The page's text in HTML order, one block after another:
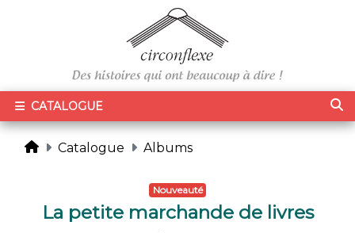
CATALOGUE
Catalogue Albums
Nouveauté
La petite marchande de livres